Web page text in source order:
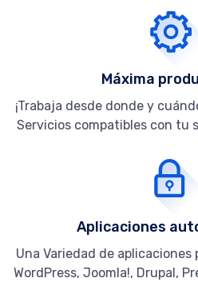
Máxima
¡Trabaja desde donde y
Servicios compatibles con tu
Aplicaciones
Una Variedad de
WordPress, Joomla!, Drupal,